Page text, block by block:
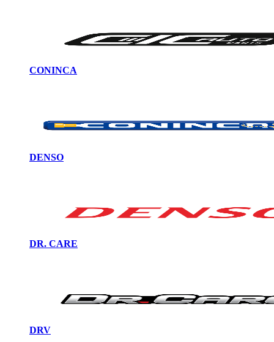
CONINCA
DENSO
DR. CARE
DRV